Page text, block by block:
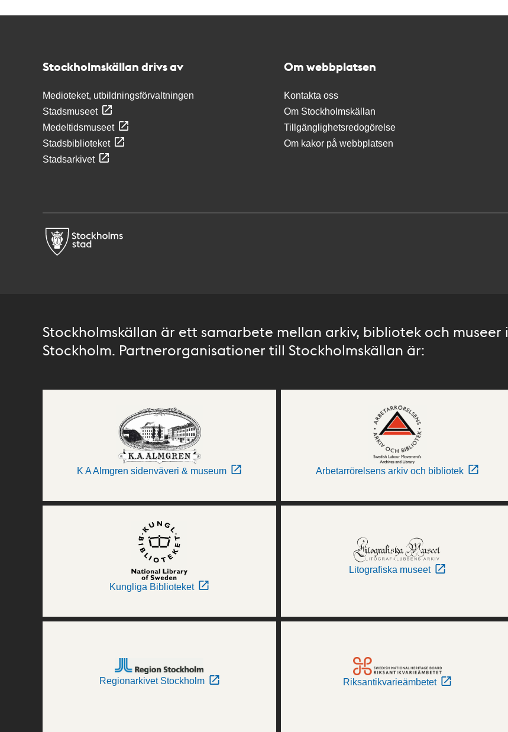
Stockholmskällan drivs av
Medioteket, utbildningsförvaltningen
Stadsmuseet
Medeltidsmuseet
Stadsbiblioteket
Stadsarkivet
Om webbplatsen
Kontakta oss
Om Stockholmskällan
Tillgänglighetsredogörelse
Om kakor på webbplatsen
Stockholmskällan är ett samarbete mellan arkiv, bibliotek och museer i
Stockholm. Partnerorganisationer till Stockholmskällan är:
K A Almgren sidenväveri & museum Arbetarrörelsens arkiv och bibliotek
Kungliga Biblioteket
Litografiska museet
Regionarkivet Stockholm Riksantikvarieämbetet